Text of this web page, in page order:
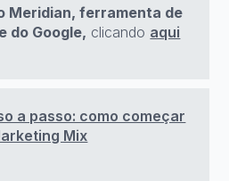
Meridian, ferramenta de
do Google, clicando aqui
a passo: como começar
Mix